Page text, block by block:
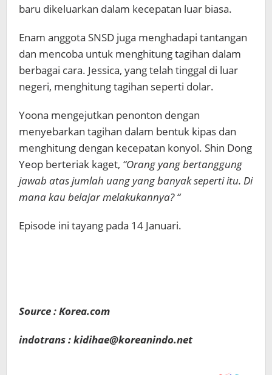
baru dikeluarkan dalam kecepatan luar biasa.
Enam anggota SNSD juga menghadapi tantangan
dan mencoba untuk menghitung tagihan dalam
berbagai cara. Jessica, yang telah tinggal di luar
negeri, menghitung tagihan seperti dolar.
Yoona mengejutkan penonton dengan
menyebarkan tagihan dalam bentuk kipas dan
menghitung dengan kecepatan konyol. Shin Dong
Yeop berteriak kaget, “Orang yang bertanggung
jawab atas jumlah uang yang banyak seperti itu. Di
mana kau belajar melakukannya? “
Episode ini tayang pada 14 Januari.
Source : Korea.com
indotrans : kidihae@koreanindo.net